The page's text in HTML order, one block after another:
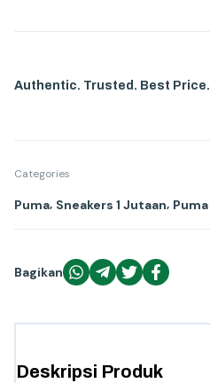
Authentic. Trusted. Best Price.
Categories
Puma Sneakers 1 Jutaan Puma
Bagikan
Deskripsi Produk